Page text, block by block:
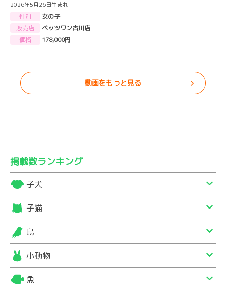
2026年5月26日生まれ
性別
女の子
販売店
ペッツワン古川店
価格
178,000円
動画をもっと見る
掲載数ランキング
子犬
子猫
鳥
小動物
魚